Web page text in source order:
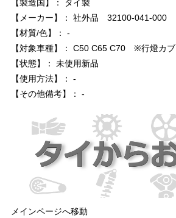
【製造国】： タイ製
【メーカー】： 社外品 32100-041-000
【材質/色】： -
【対象車種】： C50 C65 C70 ※行燈カブ
【状態】： 未使用新品
【使用方法】： -
【その他備考】： -
メインページへ移動